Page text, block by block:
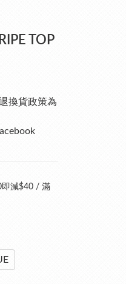
TOP
換貨政策為
減$40 / 滿